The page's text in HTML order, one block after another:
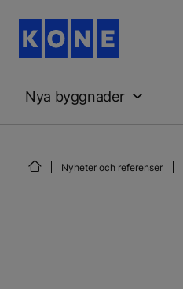
Nya byggnader
Nyheter och referenser